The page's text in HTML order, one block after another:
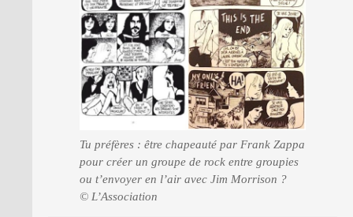
Tu préfères : être chapeauté par Frank Zappa
pour créer un groupe de rock entre groupies
ou t’envoyer en l’air avec Jim Morrison ?
© L’Association